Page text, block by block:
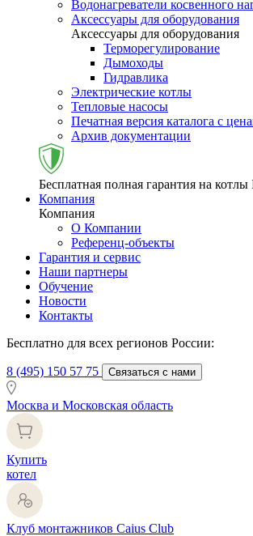
Водонагреватели косвенного
Аксессуары для оборудования
Аксессуары для оборудования
Терморегулирование
Дымоходы
Гидравлика
Электрические котлы
Тепловые насосы
Печатная версия каталога с
Архив документации
Бесплатная полная гарантия на котлы
Компания
Компания
О Компании
Референц-объекты
Гарантия и сервис
Наши партнеры
Обучение
Новости
Контакты
Бесплатно для всех регионов России:
8 (495) 150 57 75 Связаться с нами
Москва и Московская область
Купить
котел
Клуб монтажников Caius Club